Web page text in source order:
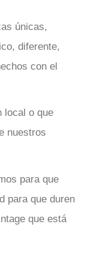
únicas,
diferente,
con el
local o que
nuestros
para que
para que duren
que está